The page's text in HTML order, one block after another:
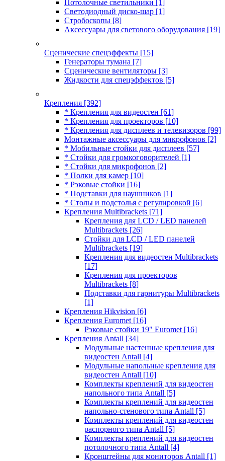
Потолочные светильники [1]
Светодиодный диско-шар [1]
Стробоскопы [8]
Аксессуары для светового оборудования [19]
Сценические спецэффекты [15]
Генераторы тумана [7]
Сценические вентиляторы [3]
Жидкости для спецэффектов [5]
Крепления [392]
* Крепления для видеостен [61]
* Крепления для проекторов [10]
* Крепления для дисплеев и телевизоров [99]
Монтажные аксессуары для микрофонов [2]
* Мобильные стойки для дисплеев [57]
* Стойки для громкоговорителей [1]
* Стойки для микрофонов [2]
* Полки для камер [10]
* Рэковые стойки [16]
* Подставки для наушников [1]
* Столы и подстолья с регулировкой [6]
Крепления Multibrackets [71]
Крепления для LCD / LED панелей
Multibrackets [26]
Стойки для LCD / LED панелей
Multibrackets [19]
Крепления для видеостен Multibrackets
[17]
Крепления для проекторов
Multibrackets [8]
Подставки для гарнитуры Multibrackets
[1]
Крепления Hikvision [6]
Крепления Euromet [16]
Рэковые стойки 19" Euromet [16]
Крепления Antall [34]
Модульные настенные крепления для
видеостен Antall [4]
Модульные напольные крепления для
видеостен Antall [10]
Комплекты креплений для видеостен
напольного типа Antall [5]
Комплекты креплений для видеостен
напольно-стенового типа Antall [5]
Комплекты креплений для видеостен
распорного типа Antall [5]
Комплекты креплений для видеостен
потолочного типа Antall [4]
Кронштейны для мониторов Antall [1]